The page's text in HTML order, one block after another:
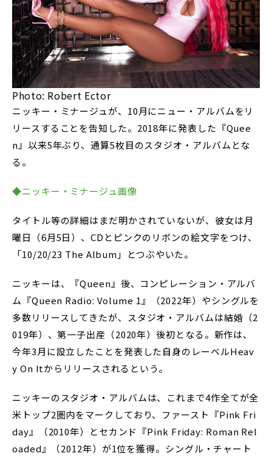
Photo: Robert Ector
ニッキー・ミナージュが、10月にニュー・アルバムをリ
リースすることを告知した。2018年に発表した『Quee
n』以来5年ぶり、通算5枚目のスタジオ・アルバムとな
る。
◆ニッキー・ミナージュ画像
タイトル等の詳細はまだ明かされていないが、彼女は月
曜日（6月5日）、CDとピンクのリボンの絵文字をつけ、
「10/20/23 The Album」とつぶやいた。
ニッキーは、『Queen』後、コンピレーション・アルバ
ム『Queen Radio: Volume 1』（2022年）やシングルを
多数リリースしてきたが、スタジオ・アルバムは結婚（2
019年）、第一子出産（2020年）後初となる。新作は、
今年3月に設立したことを発表した自身のレーベルHeav
y On Itからリリースされるという。
ニッキーのスタジオ・アルバムは、これまで4作全てが全
米トップ2圏内をマークしており、ファースト『Pink Fri
day』（2010年）とセカンド『Pink Friday: Roman Rel
oaded』（2012年）が1位を獲得。シングル・チャート